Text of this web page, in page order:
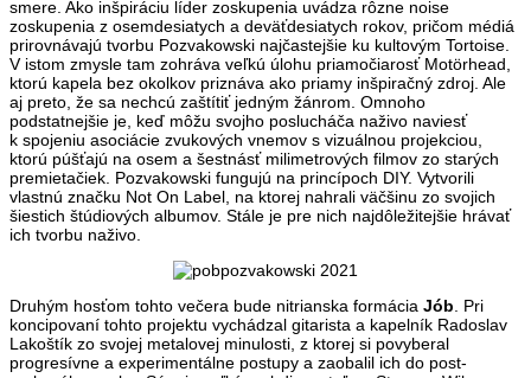
smere. Ako inšpiráciu líder zoskupenia uvádza rôzne noise
zoskupenia z osemdesiatych a deväťdesiatych rokov, pričom médiá
prirovnávajú tvorbu Pozvakowski najčastejšie ku kultovým Tortoise.
V istom zmysle tam zohráva veľkú úlohu priamočiarosť Motörhead,
ktorú kapela bez okolkov priznáva ako priamy inšpiračný zdroj. Ale
aj preto, že sa nechcú zaštítiť jedným žánrom. Omnoho
podstatnejšie je, keď môžu svojho poslucháča naživo naviesť
k spojeniu asociácie zvukových vnemov s vizuálnou projekciou,
ktorú púšťajú na osem a šestnásť milimetrových filmov zo starých
premietačiek. Pozvakowski fungujú na princípoch DIY. Vytvorili
vlastnú značku Not On Label, na ktorej nahrali väčšinu zo svojich
šiestich štúdiových albumov. Stále je pre nich najdôležitejšie hrávať
ich tvorbu naživo.
Druhým hosťom tohto večera bude nitrianska formácia Jób . Pri
koncipovaní tohto projektu vychádzal gitarista a kapelník Radoslav
Lakoštík zo svojej metalovej minulosti, z ktorej si povyberal
progresívne a experimentálne postupy a zaobalil ich do post-